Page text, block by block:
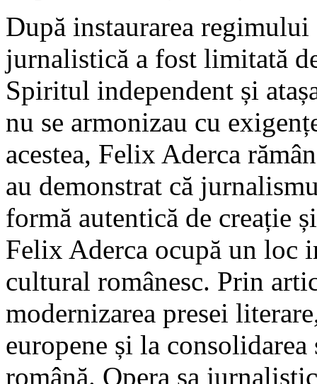
După instaurarea
jurnalistică a fost limitată
Spiritul independent și
nu se armonizau cu
acestea, Felix Aderca
au demonstrat că
formă autentică de creație
Felix Aderca ocupă un
cultural românesc. Prin
modernizarea presei
europene și la
română. Opera sa